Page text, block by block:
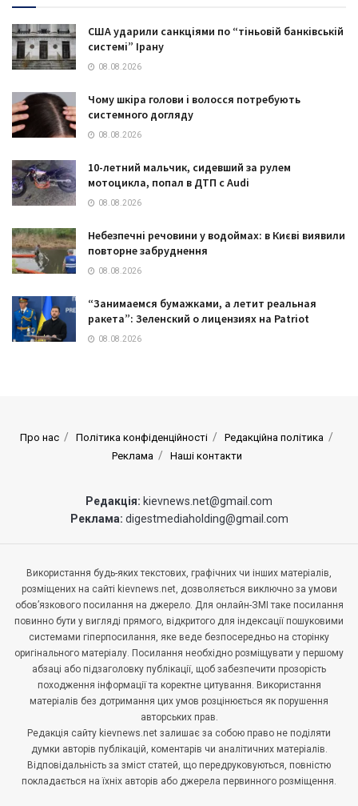
США ударили санкціями по “тіньовій банківській
системі” Ірану
08.08.2026
Чому шкіра голови і волосся потребують
системного догляду
08.08.2026
10-летний мальчик, сидевший за рулем
мотоцикла, попал в ДТП с Audi
08.08.2026
Небезпечні речовини у водоймах: в Києві виявили
повторне забруднення
08.08.2026
“Занимаемся бумажками, а летит реальная
ракета”: Зеленский о лицензиях на Patriot
08.08.2026
Про нас Політика конфіденційності
Редакційна політика
Реклама
Наші контакти
Редакція: kievnews.net@gmail.com
Реклама: digestmediaholding@gmail.com
Використання будь-яких текстових, графічних чи інших матеріалів,
розміщених на сайті kievnews.net, дозволяється виключно за умови
обов’язкового посилання на джерело. Для онлайн-ЗМІ таке посилання
повинно бути у вигляді прямого, відкритого для індексації пошуковими
системами гіперпосилання, яке веде безпосередньо на сторінку
оригінального матеріалу. Посилання необхідно розміщувати у першому
абзаці або підзаголовку публікації, щоб забезпечити прозорість
походження інформації та коректне цитування. Використання
матеріалів без дотримання цих умов розцінюється як порушення
авторських прав.
Редакція сайту kievnews.net залишає за собою право не поділяти
думки авторів публікацій, коментарів чи аналітичних матеріалів.
Відповідальність за зміст статей, що передруковуються, повністю
покладається на їхніх авторів або джерела первинного розміщення.